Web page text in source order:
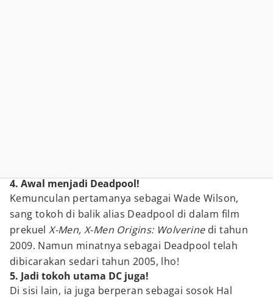
4. Awal menjadi Deadpool!
Kemunculan pertamanya sebagai Wade Wilson,
sang tokoh di balik alias Deadpool di dalam film
prekuelX-Men, X-Men Origins: Wolverine di tahun
2009. Namun minatnya sebagai Deadpool telah
dibicarakan sedari tahun 2005, lho!
5. Jadi tokoh utama DC juga!
Di sisi lain, ia juga berperan sebagai sosok Hal